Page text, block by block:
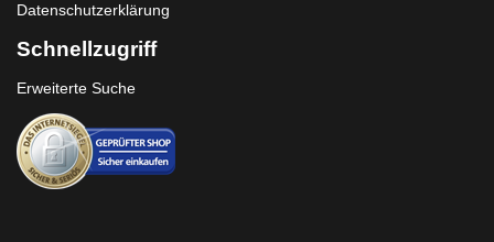
Datenschutzerklärung
Schnellzugriff
Erweiterte Suche